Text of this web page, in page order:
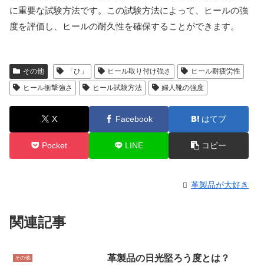
に重要な試験方法です。この試験方法によって、ヒールの強
度を評価し、ヒールの耐久性を確保することができます。
その他 「ひ」 ヒール取り付け強さ
ヒール耐疲労性
ヒール衝撃強さ
ヒール試験方法 婦人靴の強度
X Facebook はてブ
Pocket LINE コピー
革製品が大好き
関連記事
その他 革製品の日光堅ろう度とは？